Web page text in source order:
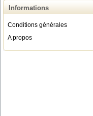
Informations
Conditions générales
A propos